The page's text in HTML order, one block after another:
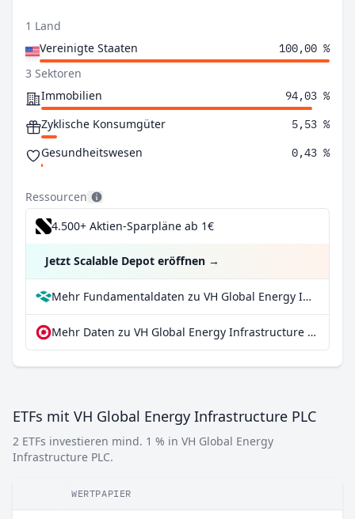
1 Land
Vereinigte Staaten
100,00 %
3 Sektoren
Immobilien
94,03 %
Zyklische Konsumgüter 5,53 %
Gesundheitswesen 0,43 %
Ressourcen
4.500+ Aktien-Sparpläne ab 1€
Jetzt Scalable Depot eröffnen →
Mehr Fundamentaldaten zu VH Global Energy Infrastructure PLC bei Parqet
Mehr Daten zu VH Global Energy Infrastructure PLC bei extraETF
ETFs mit VH Global Energy Infrastructure PLC
2 ETFs investieren mind. 1 % in VH Global Energy
Infrastructure PLC.
WERTPAPIER